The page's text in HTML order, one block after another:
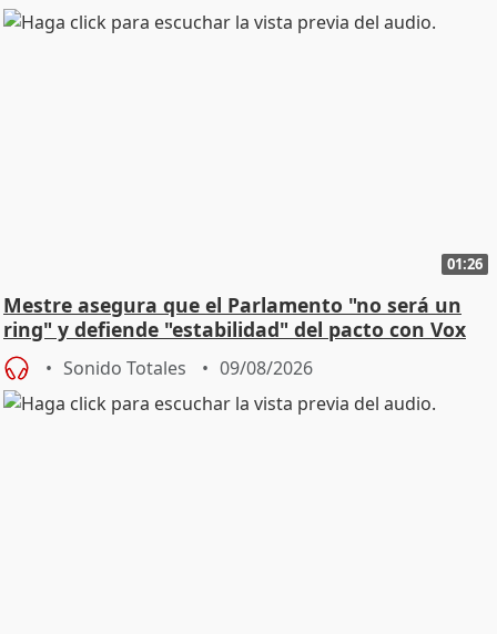
01:26
Mestre asegura que el Parlamento "no será un
ring" y defiende "estabilidad" del pacto con Vox
Sonido Totales 09/08/2026